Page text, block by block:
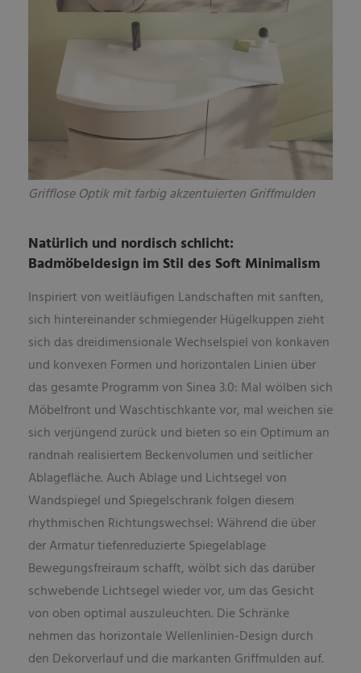
Grifflose Optik mit farbig akzentuierten Griffmulden
Natürlich und nordisch schlicht:
Badmöbeldesign im Stil des Soft Minimalism
Inspiriert von weitläufigen Landschaften mit sanften,
sich hintereinander schmiegender Hügelkuppen zieht
sich das dreidimensionale Wechselspiel von konkaven
und konvexen Formen und horizontalen Linien über
das gesamte Programm von Sinea 3.0: Mal wölben sich
Möbelfront und Waschtischkante vor, mal weichen sie
sich verjüngend zurück und bieten so ein Optimum an
randnah realisiertem Beckenvolumen und seitlicher
Ablagefläche. Auch Ablage und Lichtsegel von
Wandspiegel und Spiegelschrank folgen diesem
rhythmischen Richtungswechsel: Während die über
der Armatur tiefenreduzierte Spiegelablage
Bewegungsfreiraum schafft, wölbt sich das darüber
schwebende Lichtsegel wieder vor, um das Gesicht
von oben optimal auszuleuchten. Die Schränke
nehmen das horizontale Wellenlinien-Design durch
den Dekorverlauf und die markanten Griffmulden auf.